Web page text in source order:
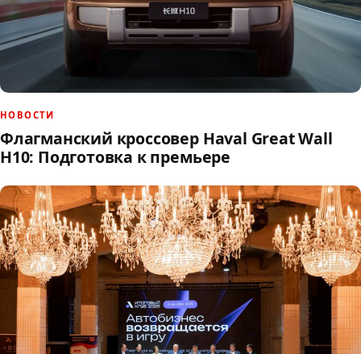
НОВОСТИ
Флагманский кроссовер Haval Great Wall
H10: Подготовка к премьере